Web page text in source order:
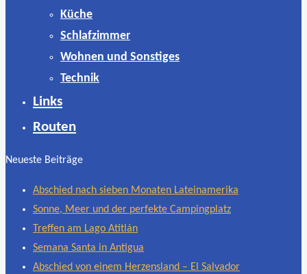
Küche
Schlafzimmer
Wohnen und Sonstiges
Technik
Links
Routen
Neueste Beiträge
Abschied nach sieben Monaten Lateinamerika
Sonne, Meer und der perfekte Campingplatz
Treffen am Lago Atitlán
Semana Santa in Antigua
Abschied von einem Herzensland – El Salvador